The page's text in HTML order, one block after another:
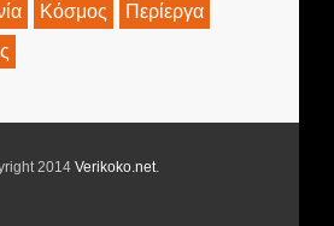
Κόσμος
Περίεργα
2014 Verikoko.net.